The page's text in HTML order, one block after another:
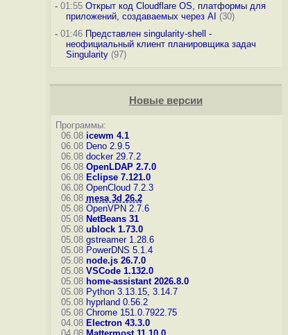
-01:55 Открыт код Cloudflare OS, платформы для
приложений, создаваемых через AI (30)
-01:46 Представлен singularity-shell -
неофициальный клиент планировщика задач
Singularity(97)
Новые версии
Программы:
06.08 icewm 4.1
06.08 Deno 2.9.5
06.08 docker 29.7.2
06.08 OpenLDAP 2.7.0
06.08 Eclipse 7.121.0
06.08 OpenCloud 7.2.3
06.08 mesa 3d 26.2
05.08 OpenVPN 2.7.6
05.08 NetBeans 31
05.08 ublock 1.73.0
05.08 gstreamer 1.28.6
05.08 PowerDNS 5.1.4
05.08 node.js 26.7.0
05.08 VSCode 1.132.0
05.08 home-assistant 2026.8.0
05.08 Python 3.13.15, 3.14.7
05.08 hyprland 0.56.2
05.08 Chrome 151.0.7922.75
04.08 Electron 43.3.0